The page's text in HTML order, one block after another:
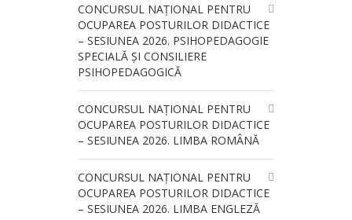
CONCURSUL NAŢIONAL PENTRU
OCUPAREA POSTURILOR DIDACTICE
– SESIUNEA 2026. PSIHOPEDAGOGIE
SPECIALĂ ȘI CONSILIERE
PSIHOPEDAGOGICĂ
CONCURSUL NAŢIONAL PENTRU
OCUPAREA POSTURILOR DIDACTICE
– SESIUNEA 2026. LIMBA ROMÂNĂ
CONCURSUL NAŢIONAL PENTRU
OCUPAREA POSTURILOR DIDACTICE
– SESIUNEA 2026. LIMBA ENGLEZĂ